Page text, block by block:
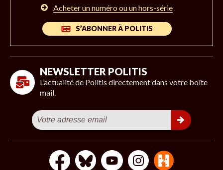
Acheter un numéro ou un hors-série
S’ABONNER À POLITIS
NEWSLETTER POLITIS
L’actualité de Politis directement dans votre boîte
mail.